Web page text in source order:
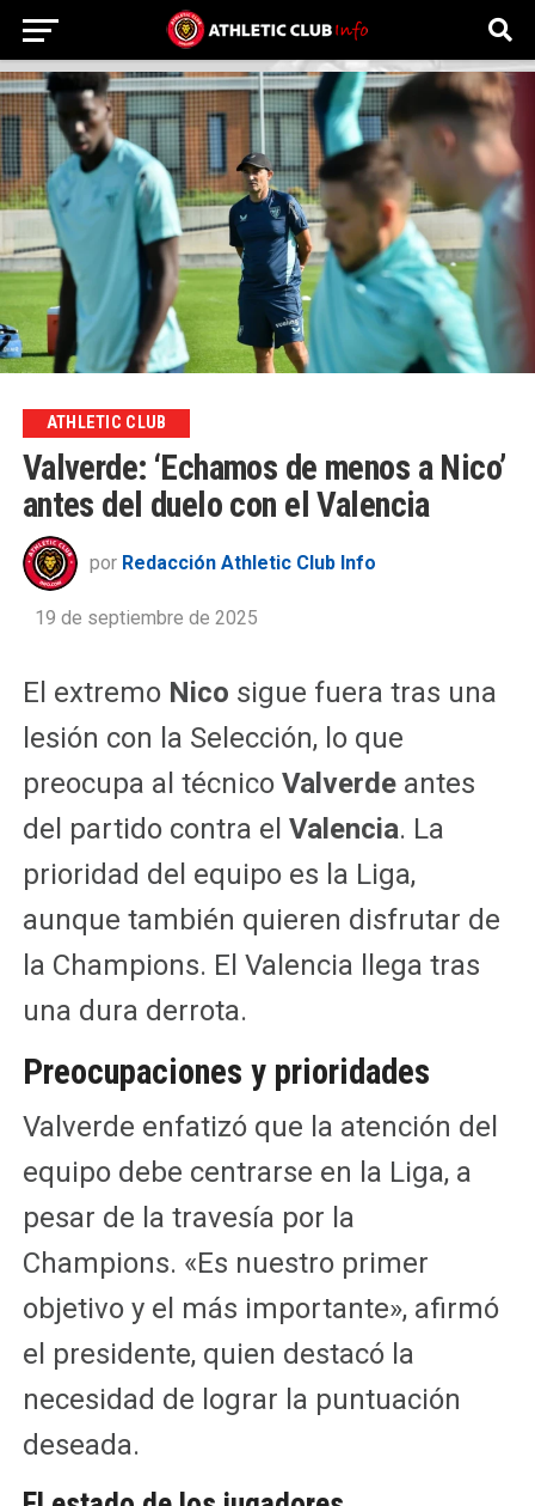
ATHLETIC CLUB
Valverde: ‘Echamos de menos a Nico’
antes del duelo con el Valencia
por Redacción Athletic Club Info
19 de septiembre de 2025
El extremo Nico sigue fuera tras una
lesión con la Selección, lo que
preocupa al técnico Valverdeantes
del partido contra el Valencia. La
prioridad del equipo es la Liga,
aunque también quieren disfrutar de
la Champions. El Valencia llega tras
una dura derrota.
Preocupaciones y prioridades
Valverde enfatizó que la atención del
equipo debe centrarse en la Liga, a
pesar de la travesía por la
Champions. «Es nuestro primer
objetivo y el más importante», afirmó
el presidente, quien destacó la
necesidad de lograr la puntuación
deseada.